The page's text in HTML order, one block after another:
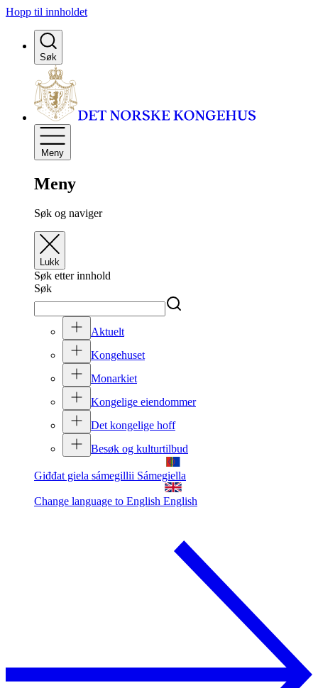
Hopp til innholdet
Søk
Meny
Meny
Søk og naviger
Lukk
Søk etter innhold
Søk
Aktuelt
Kongehuset
Monarkiet
Kongelige eiendommer
Det kongelige hoff
Besøk og kulturtilbud
Giđđat giela sámegillii Sámegiella
Change language to English English